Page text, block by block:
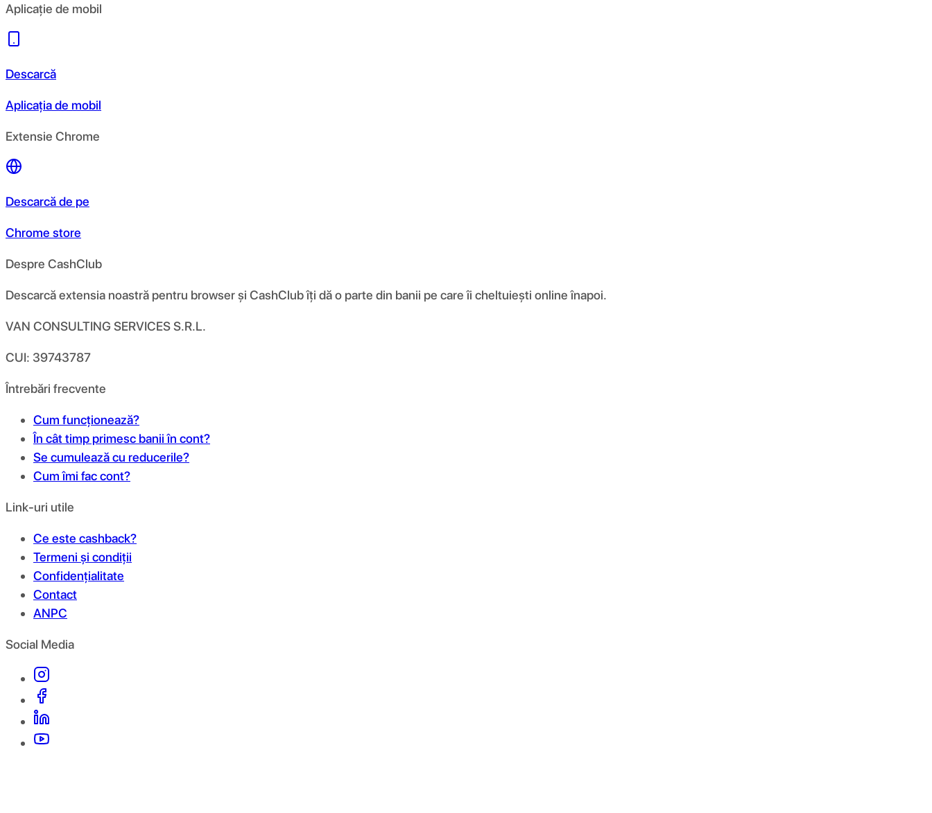
Aplicație de mobil
Descarcă
Aplicația de mobil
Extensie Chrome
Descarcă de pe
Chrome store
Despre CashClub
Descarcă extensia noastră pentru browser și CashClub îți dă o parte din banii pe care îi cheltuiești online înapoi.
VAN CONSULTING SERVICES S.R.L.
CUI: 39743787
Întrebări frecvente
Cum funcționează?
În cât timp primesc banii în cont?
Se cumulează cu reducerile?
Cum îmi fac cont?
Link-uri utile
Ce este cashback?
Termeni și condiții
Confidențialitate
Contact
ANPC
Social Media